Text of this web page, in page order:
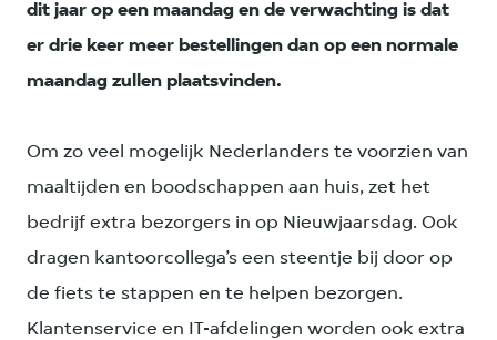
dit jaar op een maandag en de verwachting is dat
er drie keer meer bestellingen dan op een normale
maandag zullen plaatsvinden.
Om zo veel mogelijk Nederlanders te voorzien van
maaltijden en boodschappen aan huis, zet het
bedrijf extra bezorgers in op Nieuwjaarsdag. Ook
dragen kantoorcollega’s een steentje bij door op
de fiets te stappen en te helpen bezorgen.
Klantenservice en IT-afdelingen worden ook extra